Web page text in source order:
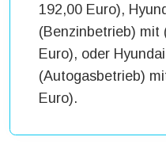
192,00 Euro),
(Benzinbetrieb) mit
Euro), oder
(Autogasbetrieb)
Euro).